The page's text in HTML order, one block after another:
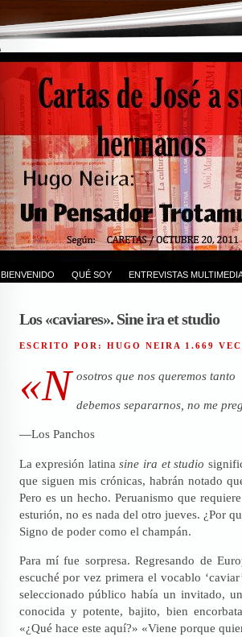
BIENVENIDO QUÉ SOY ENTREVISTAS
Los «caviares». Sine ira et studio
ESCRITO POR: HUGO NEIRA 1.669
«N osotros que nos queremos tanto
debemos separarnos, no me
—Los Panchos
La expresión latinasine ira et studio
que siguen mis crónicas, habrán notado
Pero es un hecho. Peruanismo que
esturión, no es nada del otro jueves. ¿Por
Signo de poder como el champán.
Para mí fue sorpresa. Regresando de
escuché por vez primera el vocablo
seleccionado público había un invitado,
conocida y potente, bajito, bien
«¿Qué hace este aquí?» «Viene porque